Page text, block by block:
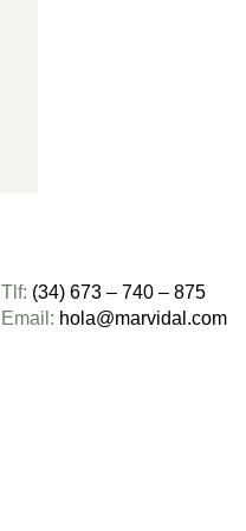
Tlf: (34) 673 – 740 – 875
Email: hola@marvidal.com